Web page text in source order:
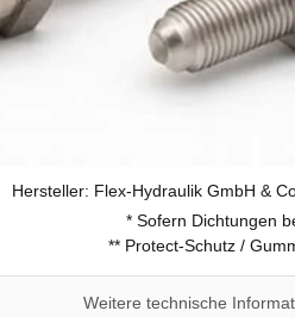
Hersteller: Flex-Hydraulik GmbH &
* Sofern Dichtungen
** Protect-Schutz /
Weitere technische